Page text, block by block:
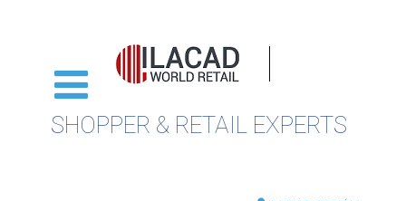
SHOPPER & RETAIL EXPERTS